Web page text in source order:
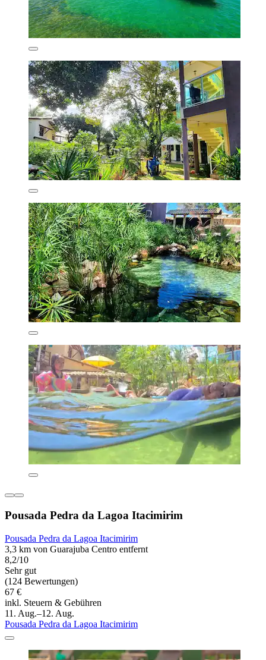
Pousada Pedra da Lagoa Itacimirim
Pousada Pedra da Lagoa Itacimirim
3,3 km von Guarajuba Centro entfernt
8,2/10
Sehr gut
(124 Bewertungen)
67 €
inkl. Steuern & Gebühren
11. Aug.–12. Aug.
Pousada Pedra da Lagoa Itacimirim